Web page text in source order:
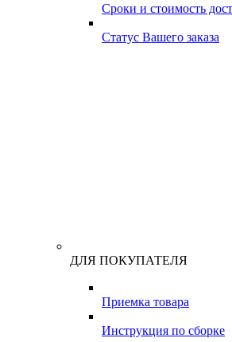
Сроки и стоимость
Статус Вашего заказа
ДЛЯ ПОКУПАТЕЛЯ
Приемка товара
Инструкция по сборке